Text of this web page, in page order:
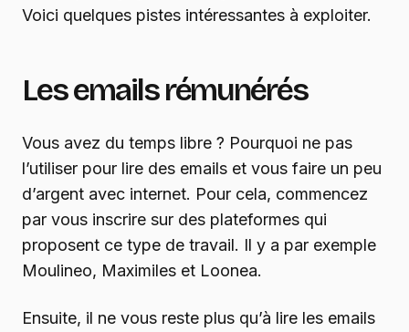
Voici quelques pistes intéressantes à exploiter.
Les emails rémunérés
Vous avez du temps libre ? Pourquoi ne pas
l’utiliser pour lire des emails et vous faire un peu
d’argent avec internet. Pour cela, commencez
par vous inscrire sur des plateformes qui
proposent ce type de travail. Il y a par exemple
Moulineo, Maximiles et Loonea.
Ensuite, il ne vous reste plus qu’à lire les emails